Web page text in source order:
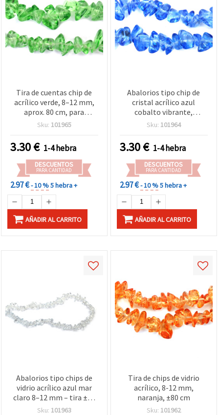
Tira de cuentas chip de
acrílico verde, 8–12 mm,
aprox. 80 cm, para
bisutería y proyectos
Sku: 101965
3.30€ 1-4 hebra
DESCUENTOS
PARA CANTIDAD
2.97 €- 10 %5 hebra +
AÑADIR AL CARRITO
Abalorios tipo chip de
cristal acrílico azul
cobalto vibrante,
tamaños surtidos 8–12
perfectos para bisutería,
accesorios y
manualidades DIY
Sku: 101964
3.30€ 1-4 hebra
DESCUENTOS
PARA CANTIDAD
2.97 €- 10 %5 hebra +
AÑADIR AL CARRITO
Abalorios tipo chips de
vidrio acrílico azul mar
claro 8–12 mm – tira ±80
cm, ideales para bisutería,
Sku: 101963
Tira de chips de vidrio
acrílico, 8-12 mm,
naranja, ±80 cm
Sku: 101962